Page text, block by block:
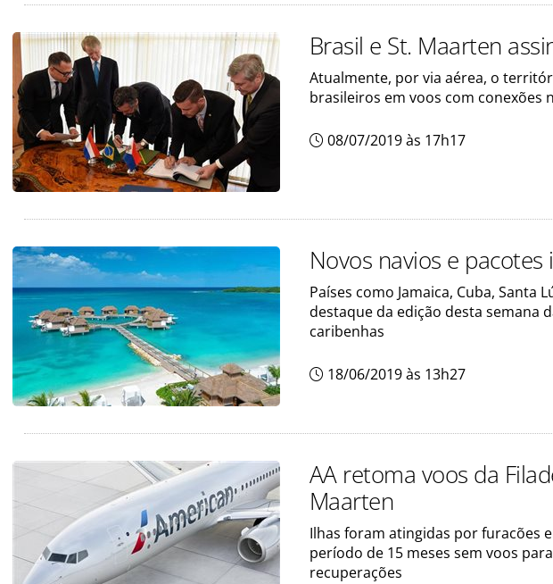
Brasil e St. Maarten
Atualmente, por via aérea, o
brasileiros em voos com conexões
08/07/2019 às 17h17
Novos navios e
Países como Jamaica, Cuba, Santa
destaque da edição desta semana
caribenhas
18/06/2019 às 13h27
AA retoma voos da
Maarten
Ilhas foram atingidas por furacões
período de 15 meses sem voos
recuperações